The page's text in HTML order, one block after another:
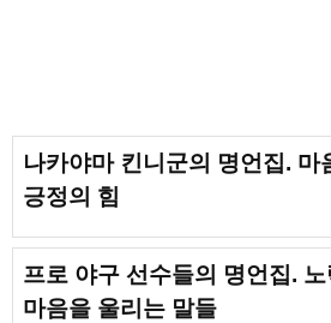
나카야마 킨니군의 명언집. 마
긍정의 힘
프로 야구 선수들의 명언집.
마음을 울리는 말들